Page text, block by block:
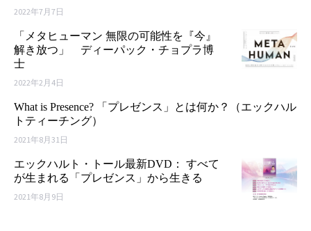
2022年7月7日
「メタヒューマン 無限の可能性を『今』
解き放つ」 ディーパック・チョプラ博
士
2022年2月4日
What is Presence? 「プレゼンス」とは何か？（エックハル
トティーチング）
2021年8月31日
エックハルト・トール最新DVD： すべて
が生まれる「プレゼンス」から生きる
2021年8月9日